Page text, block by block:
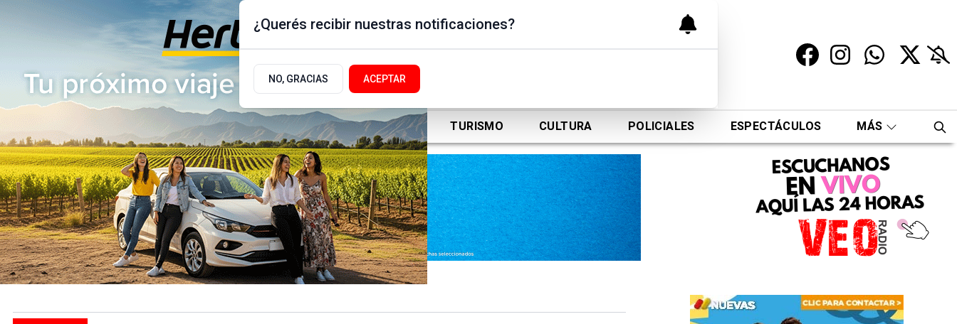
Viernes 7 de Agosto
de 2026
17.9ºc | Buenos Aires, AR
ACTUALIDAD POLÍTICA DEPORTES TURISMO CULTURA POLICIALES ESPECTÁCULOS MÁS
¿Querés recibir nuestras notificaciones?
NO, GRACIAS ACEPTAR